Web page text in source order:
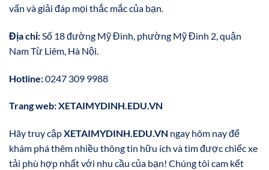
vấn và giải đáp mọi thắc mắc của bạn.
Địa chỉ:Số 18 đường Mỹ Đình, phường Mỹ Đình 2, quận
Nam Từ Liêm, Hà Nội.
Hotline:0247 309 9988
Trang web:XETAIMYDINH.EDU.VN
Hãy truy cậpXETAIMYDINH.EDU.VN ngay hôm nay để
khám phá thêm nhiều thông tin hữu ích và tìm được chiếc xe
tải phù hợp nhất với nhu cầu của bạn! Chúng tôi cam kết